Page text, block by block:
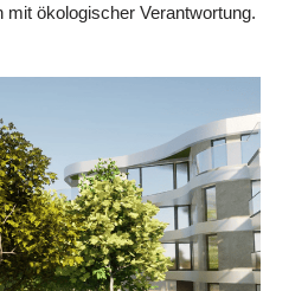
mit ökologischer Verantwortung.